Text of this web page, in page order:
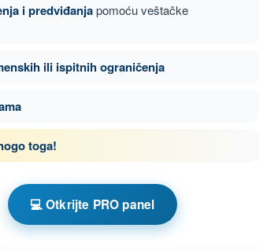
Sledeće pitanje
Potvrda o osposobljenosti
sistema (UAS)
sistema (UAS)
i predviđanjapomoću veštačke
ili ispitnih ograničenja
toga!
💻 Otkrijte PRO panel